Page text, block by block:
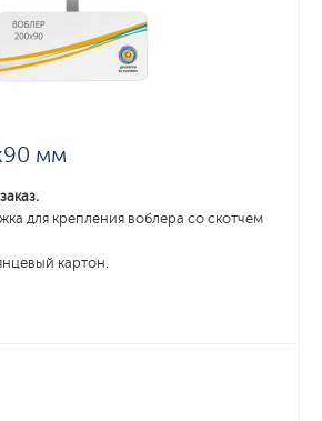
мм
для крепления воблера со скотчем
картон.